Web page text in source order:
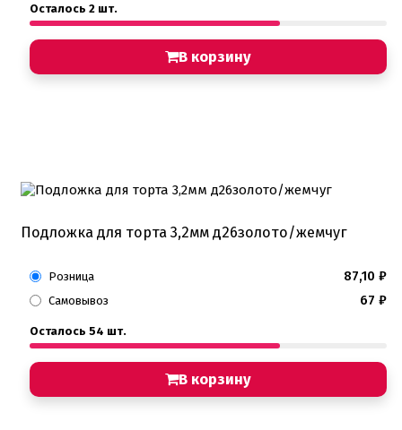
Осталось 2 шт.
В корзину
Подложка для торта 3,2мм д26золото/жемчуг
Розница 87,10 ₽
Самовывоз 67 ₽
Осталось 54 шт.
В корзину